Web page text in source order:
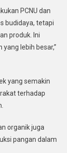
PCNU dan
budidaya, tetapi
produk. Ini
lebih besar,”
yang semakin
terhadap
organik juga
pangan dalam